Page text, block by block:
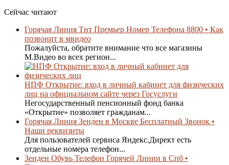
Сейчас читают
Горячая Линия Тнт Премьер Номер Телефона 8800 • Как
позвонит в мвидео
Пожалуйста, обратите внимание что все магазины
М.Видео во всех регион...
НПФ Открытие: вход в личный кабинет для физических
лиц на официальном сайте через Госуслуги
Негосударственный пенсионный фонд банка
«Открытие» позволяет гражданам...
Горячая Линия Зенден в Москве Бесплатный Звонок •
Наши реквизиты
Для пользователей сервиса Яндекс.Директ есть
отдельные номера телефон...
Зенден Обувь Телефон Горячей Линии в Спб •